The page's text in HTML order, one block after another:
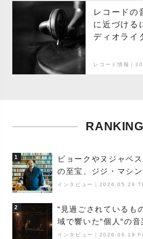
レコードの
に近づける
ディオライ
レコード情報｜
RANKING
1
ビョークやヌジャベ
の至宝、ジジ・マシ
巨匠”が明かす創作の
インタビュー 2026.05.28
2
“見過ごされている
域で響いた“個人“の
夜神楽』をレポート
インタビュー 2026.06.19